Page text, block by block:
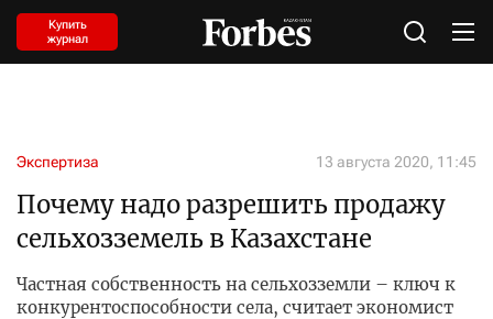
Купить
журнал
Экспертиза 13 августа 2020, 11:45
Почему надо разрешить продажу
сельхозземель в Казахстане
Частная собственность на сельхозземли – ключ к
конкурентоспособности села, считает экономист